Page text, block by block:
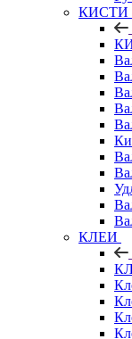
КИСТИ
КЛЕИ